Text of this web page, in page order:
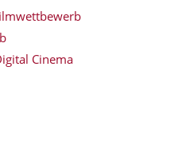
Cinema